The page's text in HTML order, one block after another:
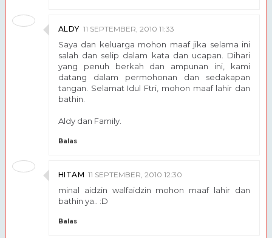
ALDY 11 SEPTEMBER, 2010 11:33
Saya dan keluarga mohon maaf jika selama ini
salah dan selip dalam kata dan ucapan. Dihari
yang penuh berkah dan ampunan ini, kami
datang dalam permohonan dan sedakapan
tangan. Selamat Idul Ftri, mohon maaf lahir dan
bathin.
Aldy dan Family.
Balas
HITAM 11 SEPTEMBER, 2010 12:30
minal aidzin walfaidzin mohon maaf lahir dan
bathin ya.. :D
Balas